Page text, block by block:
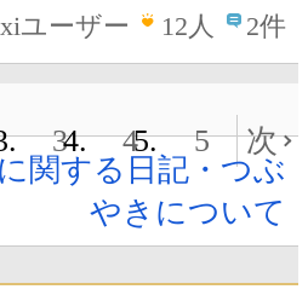
ユーザー
12人 2件
3 4 5
次
関する日記・つぶ
やきについて